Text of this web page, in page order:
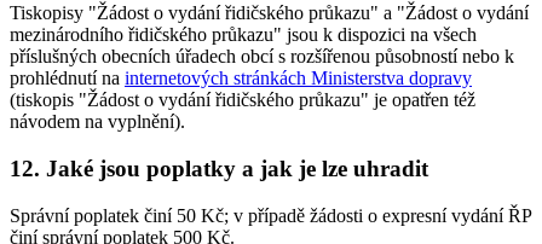
Tiskopisy "Žádost o vydání řidičského průkazu" a "Žádost o vydání
mezinárodního řidičského průkazu" jsou k dispozici na všech
příslušných obecních úřadech obcí s rozšířenou působností nebo k
prohlédnutí na internetových stránkách Ministerstva dopravy
(tiskopis "Žádost o vydání řidičského průkazu" je opatřen též
návodem na vyplnění).
12. Jaké jsou poplatky a jak je lze uhradit
Správní poplatek činí 50 Kč; v případě žádosti o expresní vydání ŘP
činí správní poplatek 500 Kč.